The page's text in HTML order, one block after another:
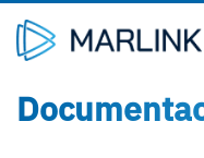
al
contenido